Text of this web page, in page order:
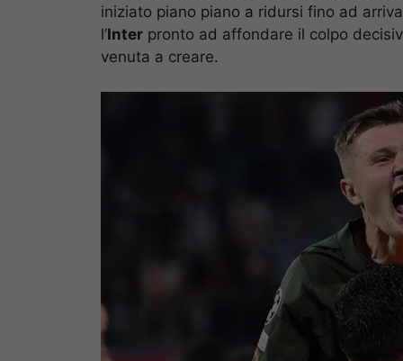
iniziato piano piano a ridursi fino ad
l’Inter pronto ad affondare il colpo
venuta a creare.